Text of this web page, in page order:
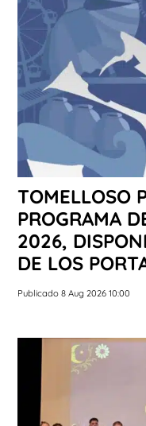
TOMELLOSO
PROGRAMA
2026,
DE LOS
Publicado 8 Aug 2026 10:00